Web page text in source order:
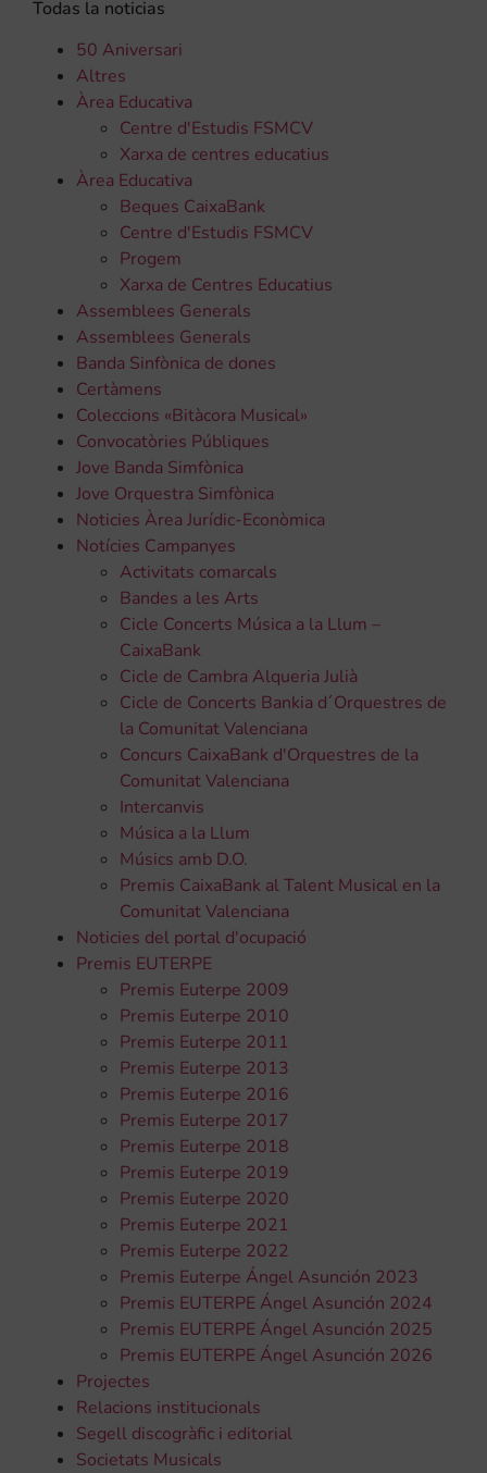
Todas la noticias
50 Aniversari
Altres
Àrea Educativa
Centre d'Estudis FSMCV
Xarxa de centres educatius
Àrea Educativa
Beques CaixaBank
Centre d'Estudis FSMCV
Progem
Xarxa de Centres Educatius
Assemblees Generals
Assemblees Generals
Banda Sinfònica de dones
Certàmens
Coleccions «Bitàcora Musical»
Convocatòries Públiques
Jove Banda Simfònica
Jove Orquestra Simfònica
Noticies Àrea Jurídic-Econòmica
Notícies Campanyes
Activitats comarcals
Bandes a les Arts
Cicle Concerts Música a la Llum –
CaixaBank
Cicle de Cambra Alqueria Julià
Cicle de Concerts Bankia d´Orquestres de
la Comunitat Valenciana
Concurs CaixaBank d'Orquestres de la
Comunitat Valenciana
Intercanvis
Música a la Llum
Músics amb D.O.
Premis CaixaBank al Talent Musical en la
Comunitat Valenciana
Noticies del portal d'ocupació
Premis EUTERPE
Premis Euterpe 2009
Premis Euterpe 2010
Premis Euterpe 2011
Premis Euterpe 2013
Premis Euterpe 2016
Premis Euterpe 2017
Premis Euterpe 2018
Premis Euterpe 2019
Premis Euterpe 2020
Premis Euterpe 2021
Premis Euterpe 2022
Premis Euterpe Ángel Asunción 2023
Premis EUTERPE Ángel Asunción 2024
Premis EUTERPE Ángel Asunción 2025
Premis EUTERPE Ángel Asunción 2026
Projectes
Relacions institucionals
Segell discogràfic i editorial
Societats Musicals